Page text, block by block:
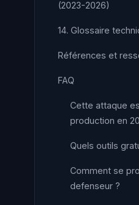
(2023-2026)
14. Glossaire
Références et
FAQ
Cette attaque
production en
Quels outils
Comment se
defenseur ?